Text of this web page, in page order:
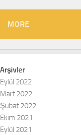
MORE
Arşivler
Eylül 2022
Mart 2022
Şubat 2022
Ekim 2021
Eylül 2021